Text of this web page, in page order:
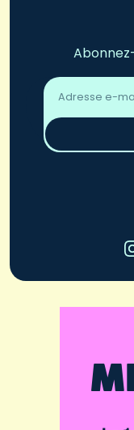
Adresse
email